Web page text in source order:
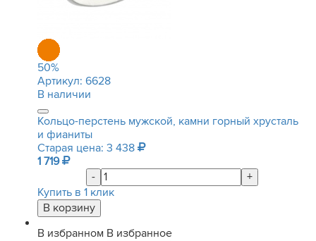
50%
Артикул: 6628
В наличии
Кольцо-перстень мужской, камни горный хрусталь
и фианиты
Старая цена: 3 438
1 719
-
+
Купить в 1 клик
В избранном В избранное